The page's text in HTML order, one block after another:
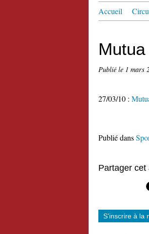
Accueil
Publié le 1 mars
27/03/10 :
Publié dans
Partager cet
S'inscrire à la